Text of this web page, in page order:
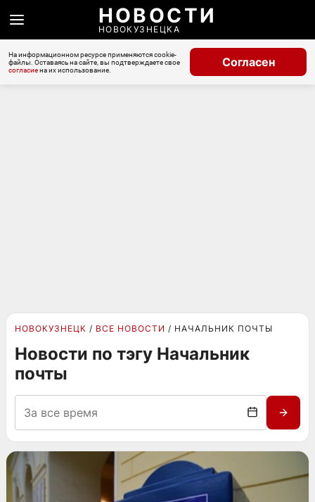
НОВОСТИ
НОВОКУЗНЕЦКА
На информационном ресурсе применяются cookie-
файлы. Оставаясь на сайте, вы подтверждаете свое
согласиена их использование.
Согласен
НОВОКУЗНЕЦК ВСЕ НОВОСТИ НАЧАЛЬНИК ПОЧТЫ
Новости по тэгу Начальник
почты